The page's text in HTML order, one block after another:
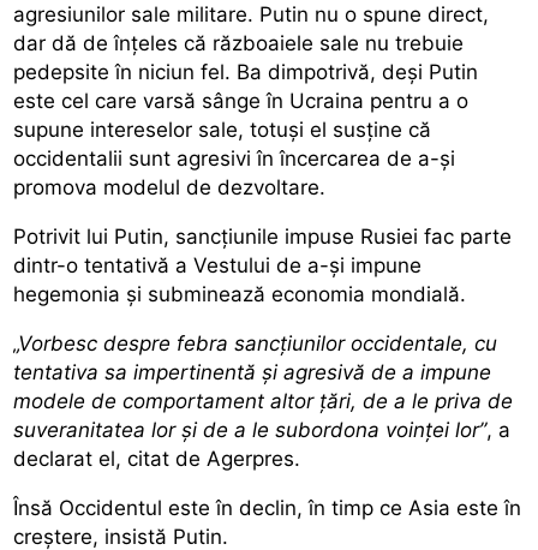
agresiunilor sale militare. Putin nu o spune direct,
dar dă de înțeles că războaiele sale nu trebuie
pedepsite în niciun fel. Ba dimpotrivă, deși Putin
este cel care varsă sânge în Ucraina pentru a o
supune intereselor sale, totuși el susține că
occidentalii sunt agresivi în încercarea de a-și
promova modelul de dezvoltare.
Potrivit lui Putin, sancțiunile impuse Rusiei fac parte
dintr-o tentativă a Vestului de a-și impune
hegemonia și subminează economia mondială.
„Vorbesc despre febra sancţiunilor occidentale, cu
tentativa sa impertinentă şi agresivă de a impune
modele de comportament altor ţări, de a le priva de
suveranitatea lor şi de a le subordona voinţei lor”, a
declarat el, citat de Agerpres.
Însă Occidentul este în declin, în timp ce Asia este în
creștere, insistă Putin.